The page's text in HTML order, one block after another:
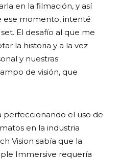
en la filmación, y así
ese momento, intenté
El desafío al que me
la historia y a la vez
y nuestras
de visión, que
perfeccionando el uso de
en la industria
Vision sabía que la
Immersive requería